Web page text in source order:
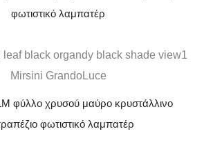
φωτιστικό λαμπατέρ
φύλλο χρυσού μαύρο κρυστάλλινο
φωτιστικό λαμπατέρ